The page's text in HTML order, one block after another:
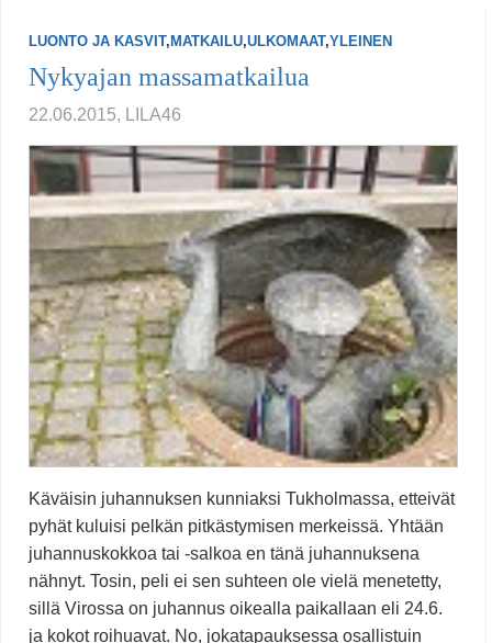
LUONTO JA KASVIT, MATKAILU,ULKOMAAT,YLEINEN
Nykyajan massamatkailua
22.06.2015, LILA46
Käväisin juhannuksen kunniaksi Tukholmassa, etteivät
pyhät kuluisi pelkän pitkästymisen merkeissä. Yhtään
juhannuskokkoa tai -salkoa en tänä juhannuksena
nähnyt. Tosin, peli ei sen suhteen ole vielä menetetty,
sillä Virossa on juhannus oikealla paikallaan eli 24.6.
ja kokot roihuavat. No, jokatapauksessa osallistuin